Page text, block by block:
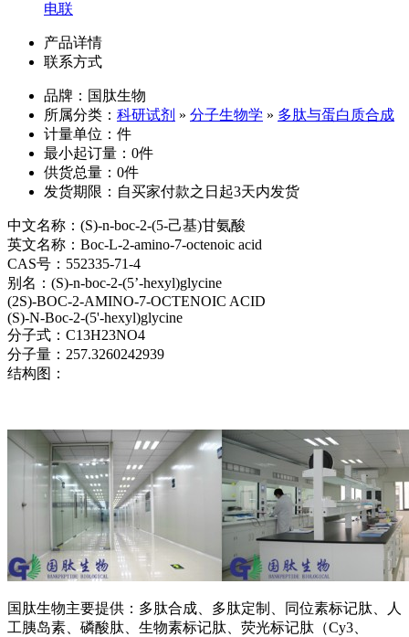
电联
产品详情
联系方式
品牌：国肽生物
所属分类： 科研试剂 » 分子生物学 » 多肽与蛋白质合成
计量单位：件
最小起订量：0件
供货总量：0件
发货期限：自买家付款之日起3天内发货
中文名称：(S)-n-boc-2-(5-己基)甘氨酸
英文名称：Boc-L-2-amino-7-octenoic acid
CAS号：552335-71-4
别名：(S)-n-boc-2-(5’-hexyl)glycine
(2S)-BOC-2-AMINO-7-OCTENOIC ACID
(S)-N-Boc-2-(5'-hexyl)glycine
分子式：C13H23NO4
分子量：257.3260242939
结构图：
国肽生物主要提供：多肽合成、多肽定制、同位素标记肽、人
工胰岛素、磷酸肽、生物素标记肽、荧光标记肽（Cy3、